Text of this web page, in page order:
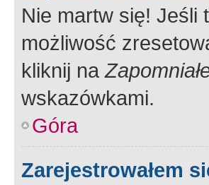
Nie martw się! Jeśli
możliwość
kliknij na
wskazówkami.
Góra
Zarejestrowałem